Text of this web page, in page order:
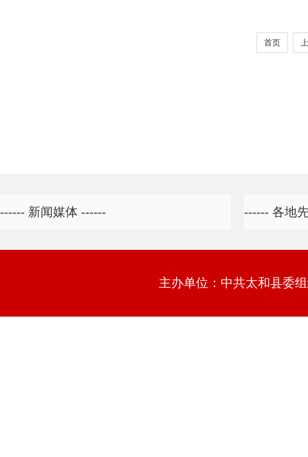
首页
主办单位：中共太和县委